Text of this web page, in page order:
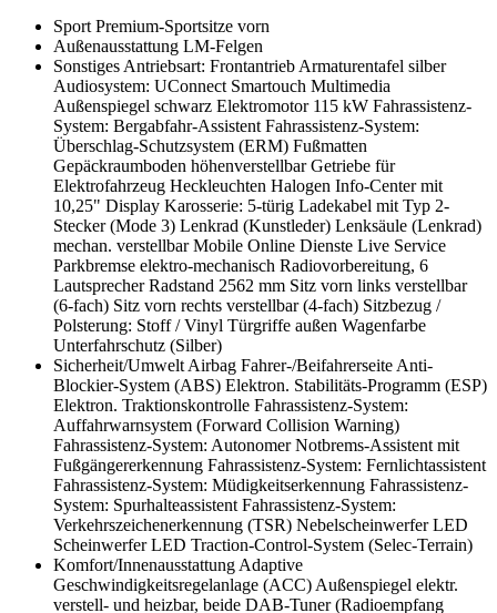
Sport Premium-Sportsitze vorn
Außenausstattung LM-Felgen
Sonstiges Antriebsart: Frontantrieb Armaturentafel silber
Audiosystem: UConnect Smartouch Multimedia
Außenspiegel schwarz Elektromotor 115 kW Fahrassistenz-
System: Bergabfahr-Assistent Fahrassistenz-System:
Überschlag-Schutzsystem (ERM) Fußmatten
Gepäckraumboden höhenverstellbarGetriebe für
Elektrofahrzeug Heckleuchten Halogen Info-Center mit
10,25" Display Karosserie: 5-türig Ladekabel mit Typ 2-
Stecker (Mode 3) Lenkrad (Kunstleder) Lenksäule (Lenkrad)
mechan. verstellbarMobile Online Dienste Live Service
Parkbremse elektro-mechanisch Radiovorbereitung, 6
LautsprecherRadstand 2562 mm Sitz vorn links verstellbar
(6-fach) Sitz vorn rechts verstellbar (4-fach) Sitzbezug /
Polsterung: Stoff / Vinyl Türgriffe außen Wagenfarbe
Unterfahrschutz (Silber)
Sicherheit/Umwelt Airbag Fahrer-/Beifahrerseite Anti-
Blockier-System (ABS) Elektron. Stabilitäts-Programm (ESP)
Elektron. Traktionskontrolle Fahrassistenz-System:
Auffahrwarnsystem (Forward Collision Warning)
Fahrassistenz-System: Autonomer Notbrems-Assistent mit
Fußgängererkennung Fahrassistenz-System: Fernlichtassistent
Fahrassistenz-System: Müdigkeitserkennung Fahrassistenz-
System: Spurhalteassistent Fahrassistenz-System:
Verkehrszeichenerkennung (TSR) Nebelscheinwerfer LED
Scheinwerfer LED Traction-Control-System (Selec-Terrain)
Komfort/Innenausstattung Adaptive
Geschwindigkeitsregelanlage (ACC) Außenspiegel elektr.
verstell- und heizbar, beide DAB-Tuner (Radioempfang